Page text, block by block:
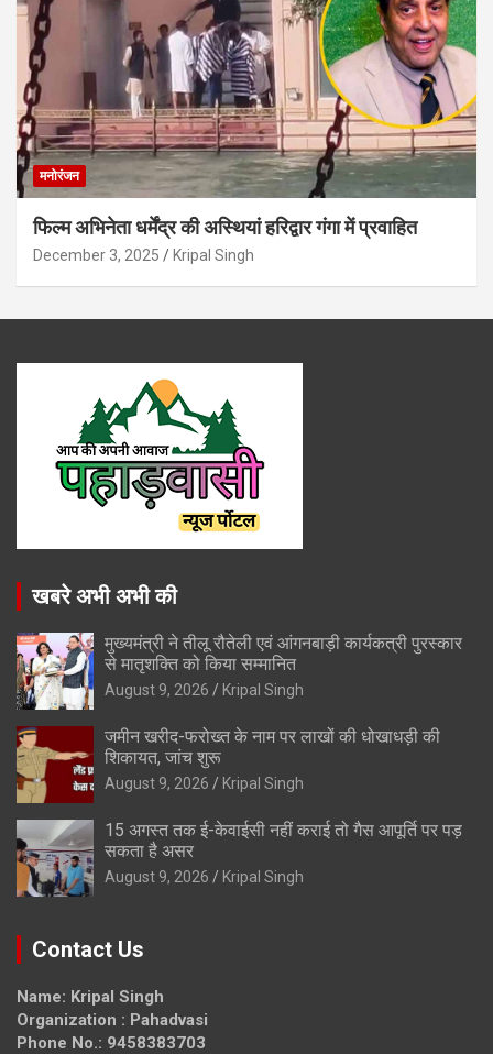
मनोरंजन
फिल्म अभिनेता धर्मेंद्र की अस्थियां हरिद्वार गंगा में प्रवाहित
December 3, 2025 Kripal Singh
खबरे अभी अभी की
मुख्यमंत्री ने तीलू रौतेली एवं आंगनबाड़ी कार्यकत्री पुरस्कार
से मातृशक्ति को किया सम्मानित
August 9, 2026 Kripal Singh
जमीन खरीद-फरोख्त के नाम पर लाखों की धोखाधड़ी की
शिकायत, जांच शुरू
August 9, 2026 Kripal Singh
15 अगस्त तक ई-केवाईसी नहीं कराई तो गैस आपूर्ति पर पड़
सकता है असर
August 9, 2026 Kripal Singh
Contact Us
Name: Kripal Singh
Organization : Pahadvasi
Phone No.: 9458383703